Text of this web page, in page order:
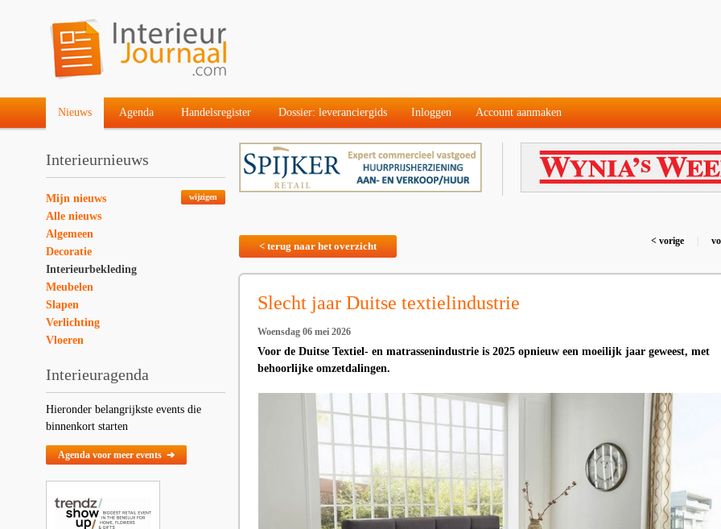
Nieuws Agenda Handelsregister Dossier: leveranciergids Inloggen Account aanmaken
Interieurnieuws
wijzigen
Mijn nieuws
Alle nieuws
Algemeen
Decoratie
Interieurbekleding
Meubelen
Slapen
Verlichting
Vloeren
Interieuragenda
Hieronder belangrijkste events die
binnenkort starten
Agenda voor meer events ➔
< terug naar het overzicht < vorige
Slecht jaar Duitse textielindustrie
Woensdag 06 mei 2026
Voor de Duitse Textiel- en matrassenindustrie is 2025 opnieuw een moeilijk jaar geweest, met
behoorlijke omzetdalingen.